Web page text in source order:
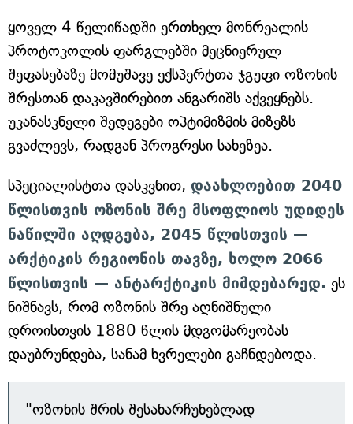
ყოველ 4 წელიწადში ერთხელ მონრეალის
პროტოკოლის ფარგლებში მეცნიერულ
შეფასებაზე მომუშავე ექსპერტთა ჯგუფი ოზონის
შრესთან დაკავშირებით ანგარიშს აქვეყნებს.
უკანასკნელი შედეგები ოპტიმიზმის მიზეზს
გვაძლევს, რადგან პროგრესი სახეზეა.
სპეციალისტთა დასკვნით, დაახლოებით 2040
წლისთვის ოზონის შრე მსოფლიოს უდიდეს
ნაწილში აღდგება, 2045 წლისთვის —
არქტიკის რეგიონის თავზე, ხოლო 2066
წლისთვის — ანტარქტიკის მიმდებარედ. ეს
ნიშნავს, რომ ოზონის შრე აღნიშნული
დროისთვის 1880 წლის მდგომარეობას
დაუბრუნდება, სანამ ხვრელები გაჩნდებოდა.
"ოზონის შრის შესანარჩუნებლად